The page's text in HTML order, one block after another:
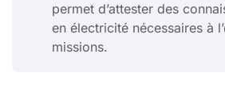
permet d’attester des
en électricité nécessaires à
missions.